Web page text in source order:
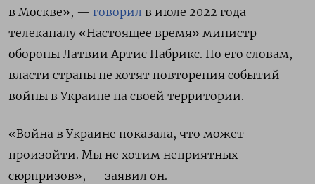
в Москве», — говорил в июле 2022 года
телеканалу «Настоящее время» министр
обороны Латвии Артис Пабрикс. По его словам,
власти страны не хотят повторения событий
войны в Украине на своей территории.
«Война в Украине показала, что может
произойти. Мы не хотим неприятных
сюрпризов», — заявил он.